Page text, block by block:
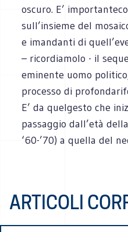
oscuro. E’
sull’insieme del
e imandanti di
– ricordiamolo - il
eminente uomo
processo di
E’ da quelgesto che
passaggio dall’età
‘60-’70) a quella del
ARTICOLI